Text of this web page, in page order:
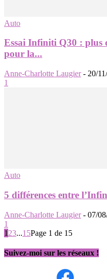
Auto
Essai Infiniti Q30 : plus
pour la...
Anne-Charlotte Laugier - 20/
1
Auto
5 différences entre
Anne-Charlotte Laugier - 07/
1
1 23...15Page 1 de 15
Suivez-moi sur les réseaux !